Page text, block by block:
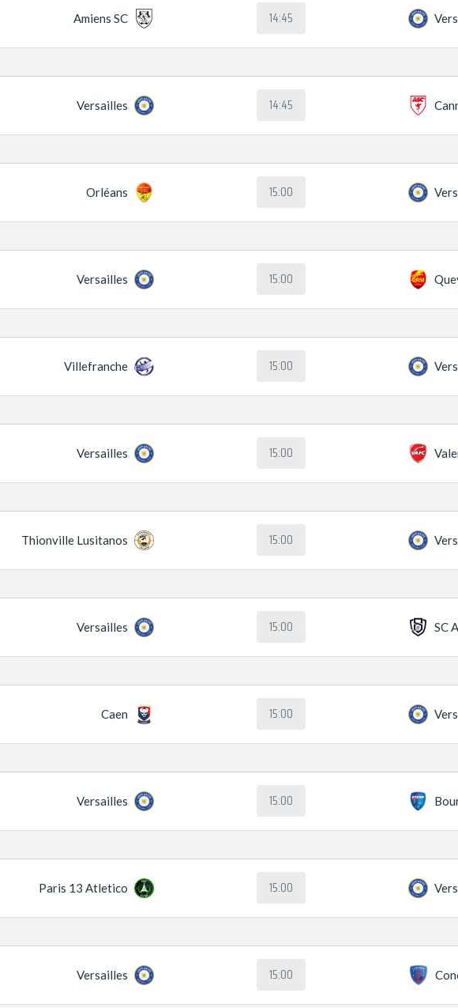
Amiens SC 14:45
Versailles 14:45
Orléans 15:00
Versailles 15:00
Villefranche 15:00
Versailles 15:00
Thionville Lusitanos 15:00
Versailles 15:00 SC
Caen 15:00
Versailles 15:00
Paris 13 Atletico 15:00
Versailles 15:00